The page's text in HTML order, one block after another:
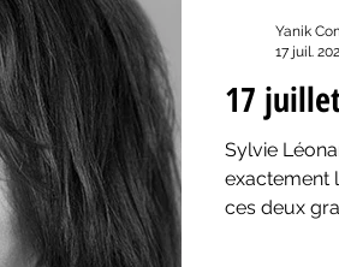
Éphémérides du théâtre QC
2020-2021 Journal «BIENVENUE
2023-2024 ZoneCulture 2024-
17
Sylvie
exactement
ces deux
Yanik
17 juil.